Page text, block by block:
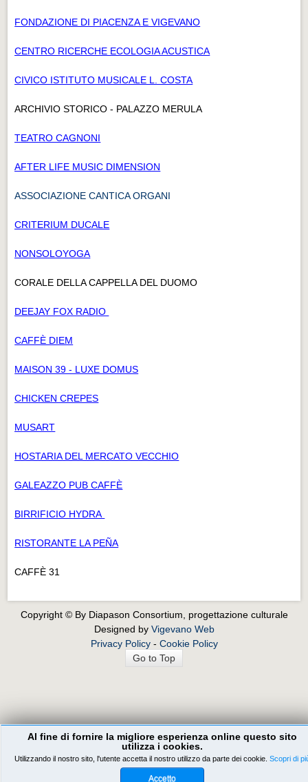
FONDAZIONE DI PIACENZA E VIGEVANO
CENTRO RICERCHE ECOLOGIA ACUSTICA
CIVICO ISTITUTO MUSICALE L. COSTA
ARCHIVIO STORICO - PALAZZO MERULA
TEATRO CAGNONI
AFTER LIFE MUSIC DIMENSION
ASSOCIAZIONE CANTICA ORGANI
CRITERIUM DUCALE
NONSOLOYOGA
CORALE DELLA CAPPELLA DEL DUOMO
DEEJAY FOX RADIO
CAFFÈ DIEM
MAISON 39 - LUXE DOMUS
CHICKEN CREPES
MUSART
HOSTARIA DEL MERCATO VECCHIO
GALEAZZO PUB CAFFÈ
BIRRIFICIO HYDRA
RISTORANTE LA PEÑA
CAFFÈ 31
Al fine di fornire la migliore esperienza online questo sito
utilizza i cookies.
Utilizzando il nostro sito, l'utente accetta il nostro utilizzo da parte dei cookie. Scopri di
Accetto
Copyright © By Diapason Consortium, progettazione culturale
Designed by Vigevano Web
Privacy Policy- Cookie Policy
Go to Top